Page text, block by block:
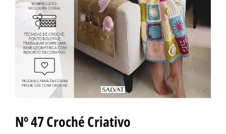
Nº 47 Croché Criativo